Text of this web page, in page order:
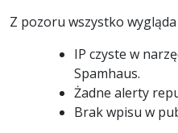
Z pozoru wszystko
IP czyste w
Spamhaus.
Żadne alerty
Brak wpisu w